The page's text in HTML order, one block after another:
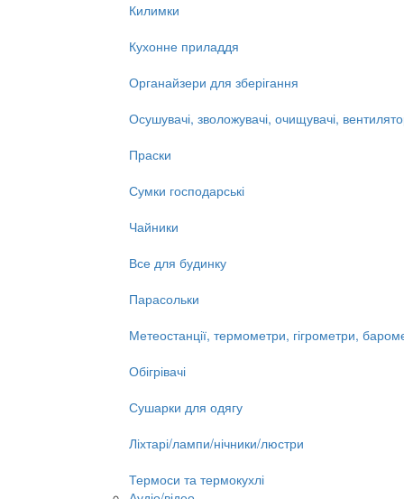
Килимки
Кухонне приладдя
Органайзери для зберігання
Осушувачі, зволожувачі, очищувачі,
Праски
Сумки господарські
Чайники
Все для будинку
Парасольки
Метеостанції, термометри, гігрометри,
Обігрівачі
Сушарки для одягу
Ліхтарі/лампи/нічники/люстри
Термоси та термокухлі